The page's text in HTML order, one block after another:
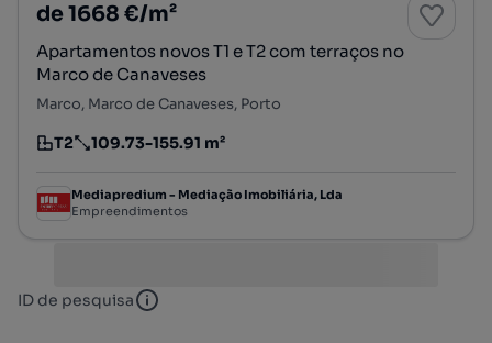
de 1668 €/m²
Apartamentos novos T1 e T2 com terraços no
Marco de Canaveses
Marco, Marco de Canaveses, Porto
Tipologia
T2
Preço por metro quadrado
109.73-155.91 m²
Mediapredium - Mediação Imobiliária, Lda
Empreendimentos
ID de pesquisa ID de pesquisa